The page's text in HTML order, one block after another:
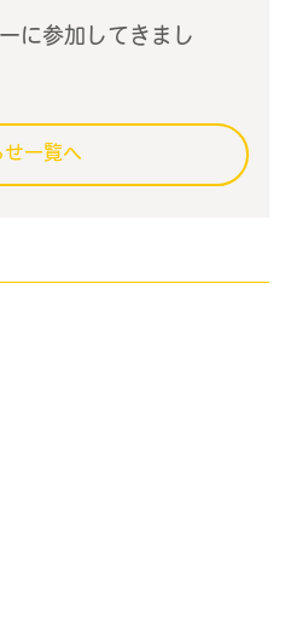
に参加してきまし
せ一覧へ